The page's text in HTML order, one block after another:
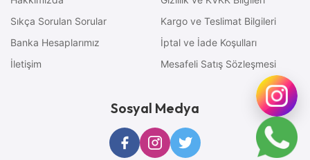
Sıkça Sorulan Sorular
Banka Hesaplarımız
İletişim
Kargo ve Teslimat Bilgileri
İptal ve İade Koşulları
Mesafeli Satış Sözleşmesi
Sosyal Medya